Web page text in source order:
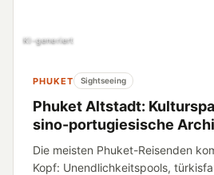
KI-generiert
PHUKET Sightseeing
Phuket Altstadt:
sino-portugiesische
Die meisten Phuket-Reisenden
Kopf: Unendlichkeitspools,